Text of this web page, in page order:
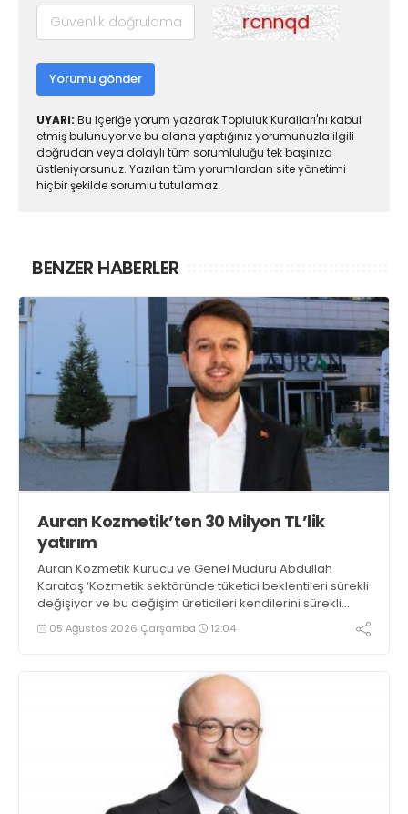
Yorumu gönder
UYARI: Bu içeriğe yorum yazarak Topluluk Kuralları'nı kabul
etmiş bulunuyor ve bu alana yaptığınız yorumunuzla ilgili
doğrudan veya dolaylı tüm sorumluluğu tek başınıza
üstleniyorsunuz. Yazılan tüm yorumlardan site yönetimi
hiçbir şekilde sorumlu tutulamaz.
BENZER HABERLER
Auran Kozmetik’ten 30 Milyon TL’lik
yatırım
Auran Kozmetik Kurucu ve Genel Müdürü Abdullah
Karataş ‘Kozmetik sektöründe tüketici beklentileri sürekli
değişiyor ve bu değişim üreticileri kendilerini sürekli
geliştirmeye yönlendiriyor. Hedeflerimiz doğrultusunda
uluslararası pazardaki gücümüzü artırmak amacıyla
05 Ağustos 2026 Çarşamba 12:04